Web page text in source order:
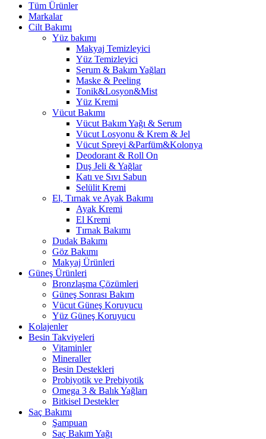
Tüm Ürünler
Markalar
Cilt Bakımı
Yüz bakımı
Makyaj Temizleyici
Yüz Temizleyici
Serum & Bakım Yağları
Maske & Peeling
Tonik&Losyon&Mist
Yüz Kremi
Vücut Bakımı
Vücut Bakım Yağı & Serum
Vücut Losyonu & Krem & Jel
Vücut Spreyi &Parfüm&Kolonya
Deodorant & Roll On
Duş Jeli & Yağlar
Katı ve Sıvı Sabun
Selülit Kremi
El, Tırnak ve Ayak Bakımı
Ayak Kremi
El Kremi
Tırnak Bakımı
Dudak Bakımı
Göz Bakımı
Makyaj Ürünleri
Güneş Ürünleri
Bronzlaşma Çözümleri
Güneş Sonrası Bakım
Vücut Güneş Koruyucu
Yüz Güneş Koruyucu
Kolajenler
Besin Takviyeleri
Vitaminler
Mineraller
Besin Destekleri
Probiyotik ve Prebiyotik
Omega 3 & Balık Yağları
Bitkisel Destekler
Saç Bakımı
Şampuan
Saç Bakım Yağı